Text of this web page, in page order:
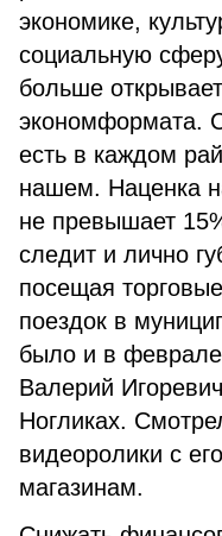
экономике,
социальную
больше
экономформата.
есть в каждом
нашем. Наценка
не превышает
следит и лично
посещая
поездок в
было и в феврале
Валерий
Ногликах.
видеоролики с
магазинам.